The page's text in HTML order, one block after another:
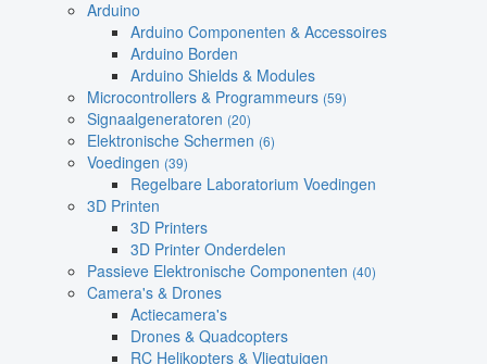
Arduino
Arduino Componenten & Accessoires
Arduino Borden
Arduino Shields & Modules
Microcontrollers & Programmeurs (59)
Signaalgeneratoren (20)
Elektronische Schermen (6)
Voedingen (39)
Regelbare Laboratorium Voedingen
3D Printen
3D Printers
3D Printer Onderdelen
Passieve Elektronische Componenten (40)
Camera's & Drones
Actiecamera's
Drones & Quadcopters
RC Helikopters & Vliegtuigen